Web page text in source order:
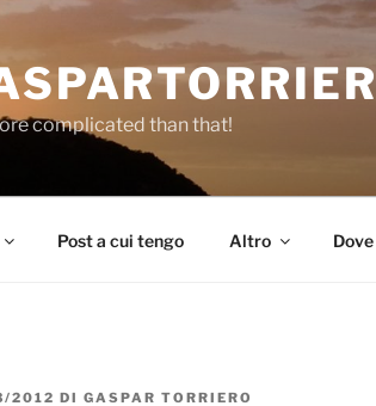
complicated than that!
Post a cui tengo Altro
2012 DI GASPAR TORRIERO